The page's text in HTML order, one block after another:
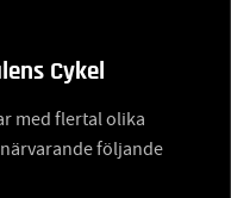
Cykel
med flertal olika
följande